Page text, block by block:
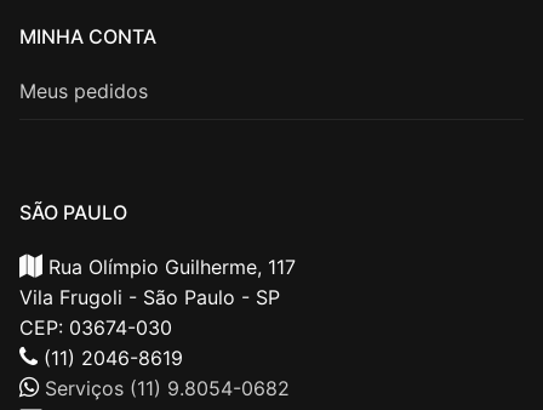
MINHA CONTA
Meus pedidos
SÃO PAULO
Rua Olímpio Guilherme, 117
Vila Frugoli - São Paulo - SP
CEP: 03674-030
(11) 2046-8619
Serviços (11) 9.8054-0682